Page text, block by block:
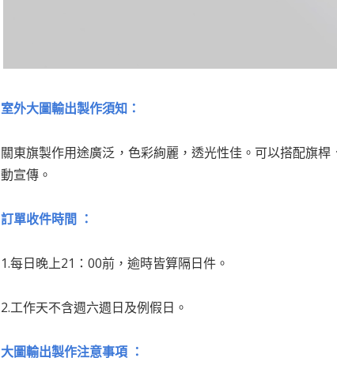
室外大圖輸出製作須知：
關東旗製作用途廣泛，色彩絢麗，透光性佳。可以搭配旗
動宣傳。
訂單收件時間 ：
1.每日晚上21：00前，逾時皆算隔日件。
2.工作天不含週六週日及例假日。
大圖輸出製作注意事項 ：